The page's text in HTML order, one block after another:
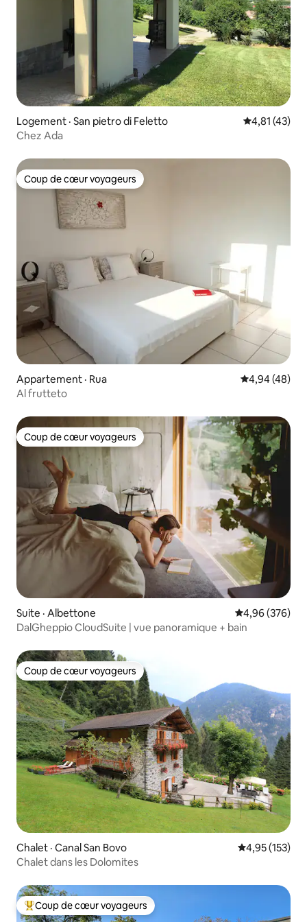
Logement · San pietro di Feletto Note
4,81 (43)
Chez Ada
Coup de cœur voyageurs
Coup de cœur voyageurs
Appartement · Rua Note
4,94 (48)
Al frutteto
Coup de cœur voyageurs
Coup de cœur voyageurs
Suite · Albettone Note
4,96 (376)
DalGheppio CloudSuite | vue panoramique + bain
Coup de cœur voyageurs
Coup de cœur voyageurs
Chalet · Canal San Bovo Note
4,95 (153)
Chalet dans les Dolomites
Coup de cœur voyageurs parmi les plus aimés
Coup de cœur voyageurs